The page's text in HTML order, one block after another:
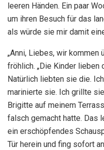
leeren Händen. Ein paar
um ihren Besuch für das
als würde sie mir damit
„Anni, Liebes, wir kommen
fröhlich. „Die Kinder lieben
Natürlich liebten sie die.
marinierte sie. Ich grillte
Brigitte auf meinem
falsch gemacht hatte. Das
ein erschöpfendes
Tür herein und fing sofort